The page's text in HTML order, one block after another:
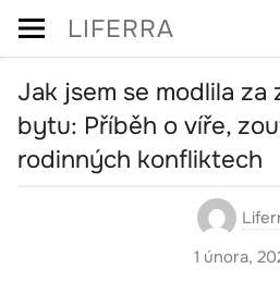
Skip
LIFERRA
Jak jsem se modlila za
bytu: Příběh o víře,
rodinných konfliktech
1 února,